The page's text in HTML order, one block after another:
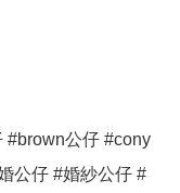
#brown公仔 #cony
公仔 #婚紗公仔 #